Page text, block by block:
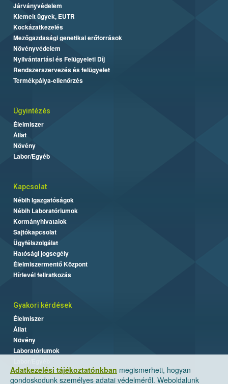
Adatkezelési tájékoztatónkban megismerheti, hogyan
gondoskodunk személyes adatai védelméről. Weboldalunk
Járványvédelem
Kiemelt ügyek, EUTR
Kockázatkezelés
Mezőgazdasági genetikai erőforrások
Növényvédelem
Nyilvántartási és Felügyeleti Díj
Rendszerszervezés és felügyelet
Termékpálya-ellenőrzés
Ügyintézés
Élelmiszer
Állat
Növény
Labor/Egyéb
Kapcsolat
Nébih Igazgatóságok
Nébih Laboratóriumok
Kormányhivatalok
Sajtókapcsolat
Ügyfélszolgálat
Hatósági jogsegély
Élelmiszermentő Központ
Hírlevél feliratkozás
Gyakori kérdések
Élelmiszer
Állat
Növény
Laboratóriumok